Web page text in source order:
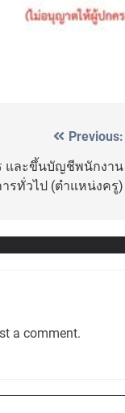
Previous:
และขึ้นบัญชีพนักงาน
รทั่วไป (ตำแหน่งครู)
a comment.